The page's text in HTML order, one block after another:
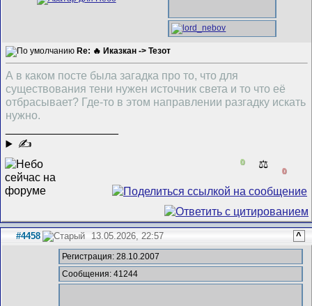
Re: 🔥 Иказкан -> Тезот
А в каком посте была загадка про то, что для
существования тени нужен источник света и то что её
отбрасывает? Где-то в этом направлении разгадку искать
нужно.
✍
0 ⚖️
0
#4458 13.05.2026, 22:57 ^
Регистрация: 28.10.2007
Сообщения: 41244